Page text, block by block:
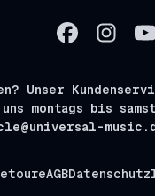
Unser
montags bis
AGBDatenschutz